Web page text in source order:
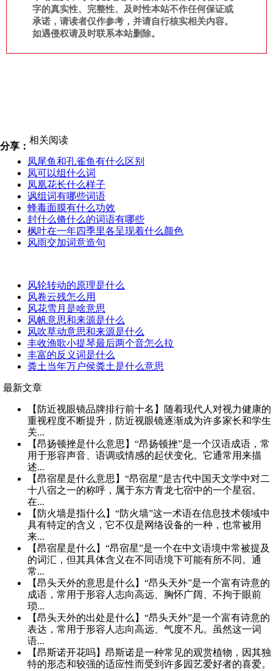
字的真实性、完整性、及时性本站不作任何保证或
承诺，请读者仅作参考，并请自行核实相关内容。
如遇侵权请及时联系本站删除。
分享：
相关阅读
凤尾鱼和孔雀鱼有什么区别
凤可以组什么词
凤凰花长什么样子
讽组词有哪些词语
蜂毒面膜有什么功效
封什么脩什么的词语有哪些
枫叶在一年四季里各呈现着什么颜色
风雨交加词意造句
风轮转动的原理是什么
风卷云残怎么用
风花雪月是啥意思
风帆意思和来源是什么
风吹草动意思和来源是什么
丰收渔歌小提琴最后两个音怎么拉
丰富的反义词是什么
粪土当年万户侯粪土是什么意思
最新文章
【防近视眼镜品牌排行前十名】随着现代人对视力健康的
重视程度不断提升，防近视眼镜逐渐成为许多家长和学生
关...
【昂扬顿挫是什么意思】“昂扬顿挫”是一个汉语成语，常
用于形容声音、语调或情感的起伏变化。它通常用来描
述...
【昂宿星是什么意思】“昂宿星”是古代中国天文学中对二
十八宿之一的称呼，属于东方青龙七宿中的一个星宿。
在...
【防火墙是指什么】“防火墙”这一术语在信息技术领域中
具有特定的含义，它不仅是网络设备的一种，也常被用
来...
【昂宿星是什么】“昂宿星”是一个在中文语境中常被提及
的词汇，但其具体含义在不同语境下可能有所不同。通
常...
【昂头天外的意思是什么】“昂头天外”是一个富有诗意的
成语，常用于形容人志向高远、胸怀广阔、不拘于眼前
琐...
【昂头天外的出处是什么】“昂头天外”是一个富有诗意的
表达，常用于形容人志向高远、气度不凡。虽然这一词
语...
【昂斯诺开花吗】昂斯诺是一种常见的观赏植物，因其独
特的形态和较强的适应性而受到许多园艺爱好者的喜爱。